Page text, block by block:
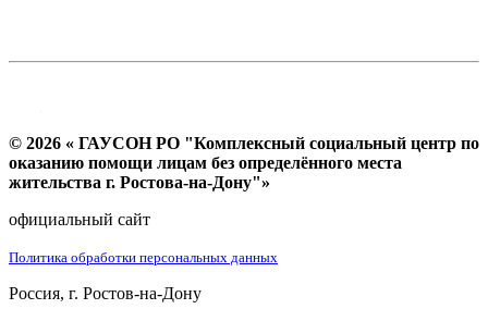
© 2026 « ГАУСОН РО "Комплексный социальный центр по
оказанию помощи лицам без определённого места
жительства г. Ростова-на-Дону"»
официальный сайт
Политика обработки персональных данных
Россия, г. Ростов-на-Дону